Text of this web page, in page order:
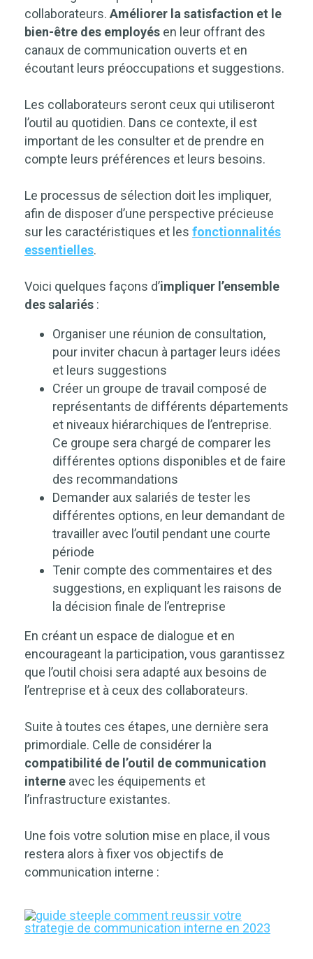
collaborateurs. Améliorer la satisfaction et le
bien-être des employés en leur offrant des
canaux de communication ouverts et en
écoutant leurs préoccupations et suggestions.
Les collaborateurs seront ceux qui utiliseront
l’outil au quotidien. Dans ce contexte, il est
important de les consulter et de prendre en
compte leurs préférences et leurs besoins.
Le processus de sélection doit les impliquer,
afin de disposer d’une perspective précieuse
sur les caractéristiques et les fonctionnalités
essentielles.
Voici quelques façons d’impliquer l’ensemble
des salariés :
Organiser une réunion de consultation,
pour inviter chacun à partager leurs idées
et leurs suggestions
Créer un groupe de travail composé de
représentants de différents départements
et niveaux hiérarchiques de l’entreprise.
Ce groupe sera chargé de comparer les
différentes options disponibles et de faire
des recommandations
Demander aux salariés de tester les
différentes options, en leur demandant de
travailler avec l’outil pendant une courte
période
Tenir compte des commentaires et des
suggestions, en expliquant les raisons de
la décision finale de l’entreprise
En créant un espace de dialogue et en
encourageant la participation, vous garantissez
que l’outil choisi sera adapté aux besoins de
l’entreprise et à ceux des collaborateurs.
Suite à toutes ces étapes, une dernière sera
primordiale. Celle de considérer la
compatibilité de l’outil de communication
interne avec les équipements et
l’infrastructure existantes.
Une fois votre solution mise en place, il vous
restera alors à fixer vos objectifs de
communication interne :